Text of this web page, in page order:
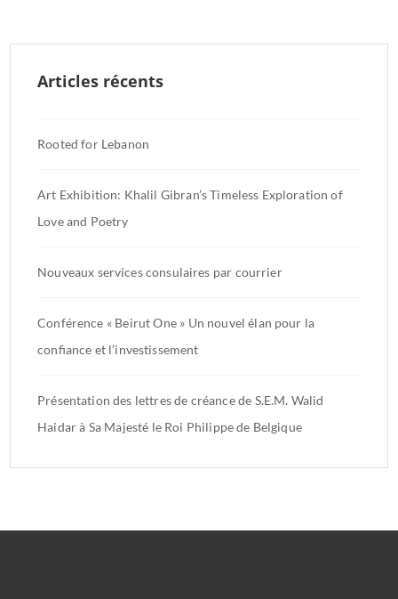
Articles récents
Rooted for Lebanon
Art Exhibition: Khalil Gibran’s Timeless Exploration of
Love and Poetry
Nouveaux services consulaires par courrier
Conférence « Beirut One » Un nouvel élan pour la
confiance et l’investissement
Présentation des lettres de créance de S.E.M. Walid
Haidar à Sa Majesté le Roi Philippe de Belgique